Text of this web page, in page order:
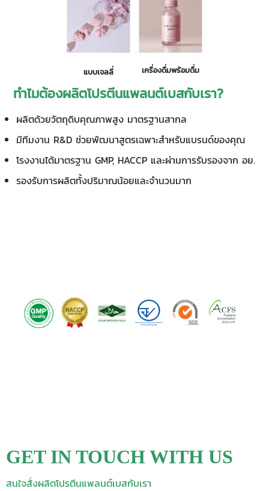
แบบเจลลี่ เครื่องดื่มพร้อมดื่ม
ทำไมต้องผลิตโปรตีนแพลนต์เบสกับเรา?
ผลิตด้วยวัตถุดิบคุณภาพสูง มาตรฐานสากล
มีทีมงาน R&D ช่วยพัฒนาสูตรเฉพาะสำหรับแบรนด์ของคุณ
โรงงานได้มาตรฐาน GMP, HACCP และผ่านการรับรองจาก อย.
รองรับการผลิตทั้งปริมาณน้อยและจำนวนมาก
GET IN TOUCH WITH US
สนใจสั่งผลิตโปรตีนแพลนต์เบสกับเรา